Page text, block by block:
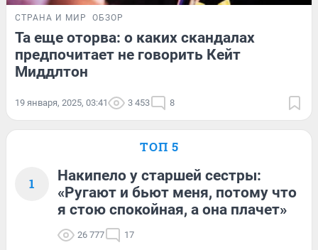
СТРАНА И МИР ОБЗОР
Та еще оторва: о каких скандалах
предпочитает не говорить Кейт
Миддлтон
19 января, 2025, 03:41 3 453 8
ТОП 5
1
Накипело у старшей сестры:
«Ругают и бьют меня, потому что
я стою спокойная, а она плачет»
26 777 17